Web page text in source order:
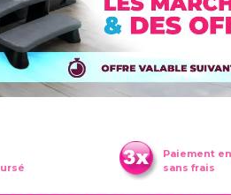
Paiement
sans frais